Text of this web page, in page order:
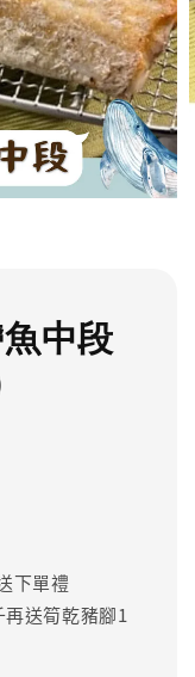
中段
下單禮
送筍乾豬腳1